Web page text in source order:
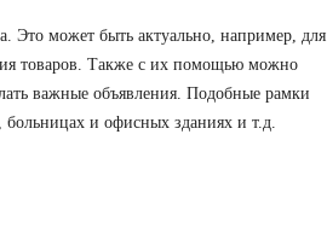
Это может быть актуально, например, для
товаров. Также с их помощью можно
важные объявления. Подобные рамки
больницах и офисных зданиях и т.д.